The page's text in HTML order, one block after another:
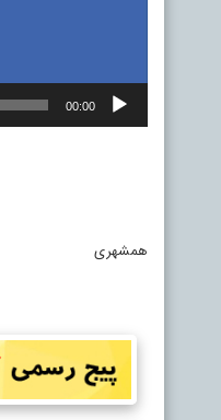
00:00
همشهری